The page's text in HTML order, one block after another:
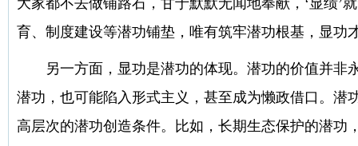
大家都不去做铺路石，甘于默默无闻地奉献，‘显绩’
育、制度建设等潜功铺垫，唯有筑牢潜功根基，显功
另一方面，显功是潜功的体现。潜功的价值并
潜功，也可能陷入形式主义，甚至成为懒政借口。
高层次的潜功创造条件。比如，长期生态保护的潜